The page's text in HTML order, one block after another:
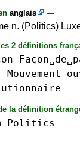
anglais —
n. (Politics)
2 définitions
Mouvement
la définition
Politics